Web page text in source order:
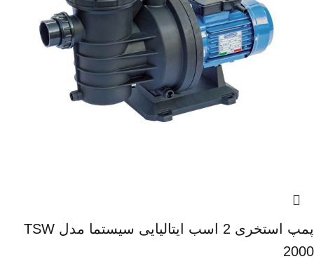
پمپ استخری 2 اسب ایتالیایی سیستما مدل TSW
2000